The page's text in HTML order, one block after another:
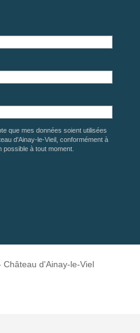
que mes données soient utilisées
d'Ainay-le-Vieil, conformément à
possible à tout moment.
d'Ainay-le-Viel